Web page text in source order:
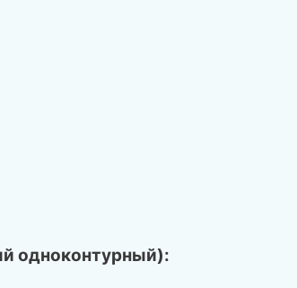
одноконтурный):